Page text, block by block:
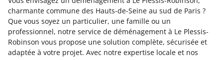
charmante commune des Hauts-de-Seine au sud de Paris ?
Que vous soyez un particulier, une famille ou un
professionnel, notre service de déménagement à Le Plessis-
Robinson vous propose une solution complète, sécurisée et
adaptée à votre projet. Avec notre expertise locale et nos